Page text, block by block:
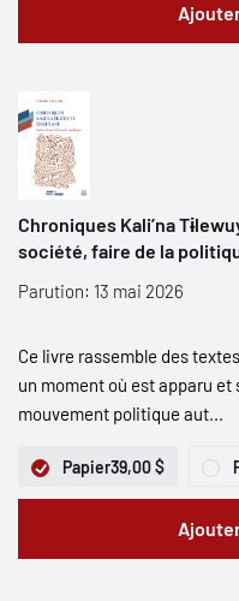
Chroniques Kali’na
société, faire de la
Parution: 13 mai 2026
Ce livre rassemble des
un moment où est apparu et
mouvement politique aut...
Papier39,00 $